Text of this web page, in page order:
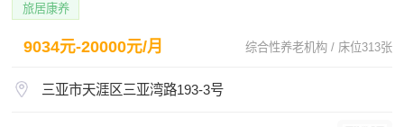
旅居康养
9034元-20000元/月 综合性养老机构 / 床位313张
三亚市天涯区三亚湾路193-3号